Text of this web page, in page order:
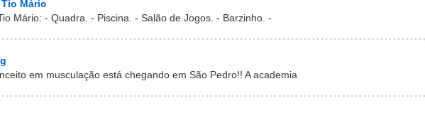
Mário
Mário: - Quadra. - Piscina. - Salão de Jogos. - Barzinho. -
em musculação está chegando em São Pedro!! A academia